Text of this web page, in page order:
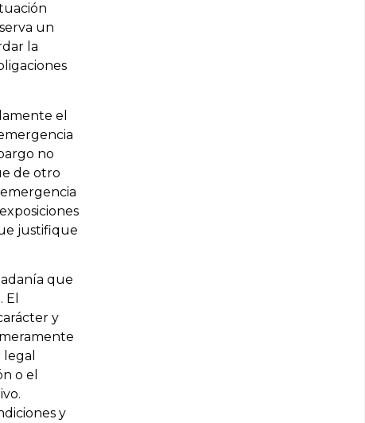
un
la
el
no
de otro
justifique
que
y
o el
y